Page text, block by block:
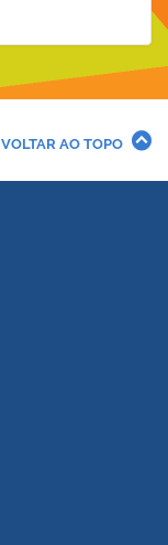
VOLTAR AO TOPO